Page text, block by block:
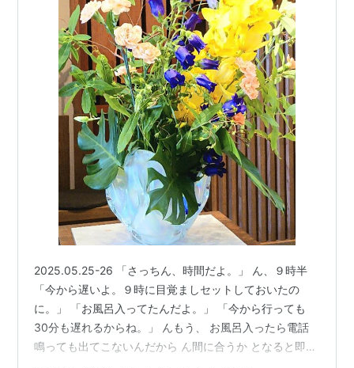
2025.05.25-26 「さっちん、時間だよ。」 ん、９時半
「今から遅いよ。９時に目覚ましセットしておいたの
に。」 「お風呂入ってたんだよ。」 「今から行っても
30分も遅れるからね。」 んもう、 お風呂入ったら電話
鳴っても出てこないんだから ん間に合うか となると即決